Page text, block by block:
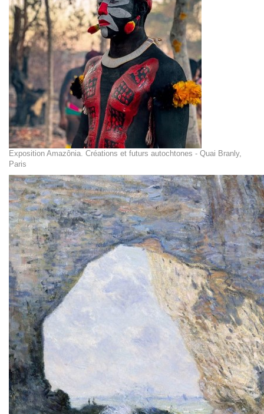
Exposition Amazônia. Créations et futurs autochtones - Quai Branly,
Paris